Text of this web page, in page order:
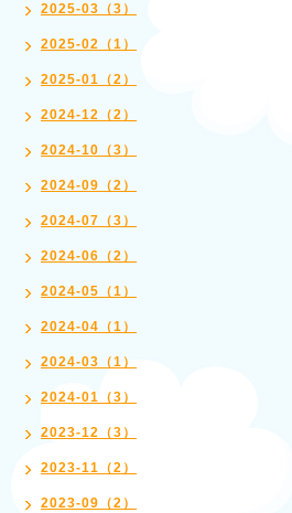
2025-03（3）
2025-02（1）
2025-01（2）
2024-12（2）
2024-10（3）
2024-09（2）
2024-07（3）
2024-06（2）
2024-05（1）
2024-04（1）
2024-03（1）
2024-01（3）
2023-12（3）
2023-11（2）
2023-09（2）